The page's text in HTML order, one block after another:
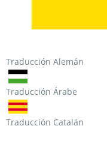
Traducción Alemán
Traducción Árabe
Traducción Catalán